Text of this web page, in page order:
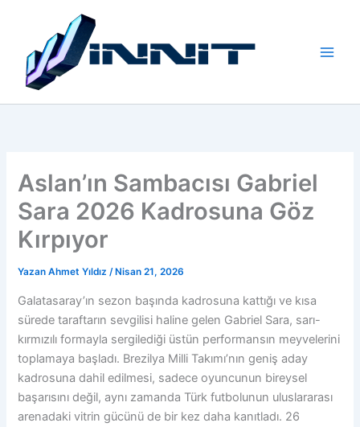
Aslan’ın Sambacısı Gabriel
Sara 2026 Kadrosuna Göz
Kırpıyor
Yazan Ahmet Yıldız/ Nisan 21, 2026
Galatasaray’ın sezon başında kadrosuna kattığı ve kısa
sürede taraftarın sevgilisi haline gelen Gabriel Sara, sarı-
kırmızılı formayla sergilediği üstün performansın meyvelerini
toplamaya başladı. Brezilya Milli Takımı’nın geniş aday
kadrosuna dahil edilmesi, sadece oyuncunun bireysel
başarısını değil, aynı zamanda Türk futbolunun uluslararası
arenadaki vitrin gücünü de bir kez daha kanıtladı. 26